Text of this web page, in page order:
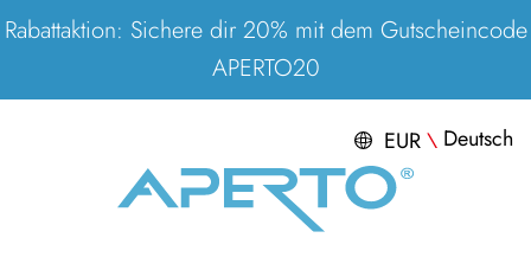
Rabattaktion: Sichere dir 20% mit dem Gutscheincode
APERTO20
EUR\ Deutsch